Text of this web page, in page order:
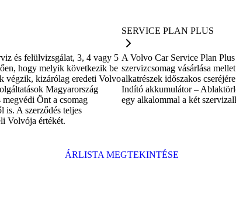
és felülvizsgálat, 3, 4 vagy 5
hogy melyik következik be
végzik, kizárólag eredeti Volvo
Magyarország
Önt a csomag
is. A szerződés teljes
Volvója értékét.
SERVICE PLAN PLUS
A Volvo Car Service Plan
szervizcsomag vásárlása
alkatrészek időszakos
Indító akkumulátor –
egy alkalommal a két
ÁRLISTA MEGTEKINTÉSE